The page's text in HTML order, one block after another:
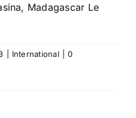
Madagascar Le
International
0